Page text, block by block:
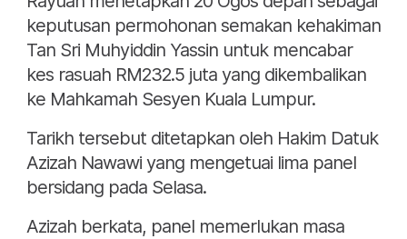
keputusan permohonan semakan kehakiman
Tan Sri Muhyiddin Yassin untuk mencabar
kes rasuah RM232.5 juta yang dikembalikan
ke Mahkamah Sesyen Kuala Lumpur.
Tarikh tersebut ditetapkan oleh Hakim Datuk
Azizah Nawawi yang mengetuai lima panel
bersidang pada Selasa.
Azizah berkata, panel memerlukan masa